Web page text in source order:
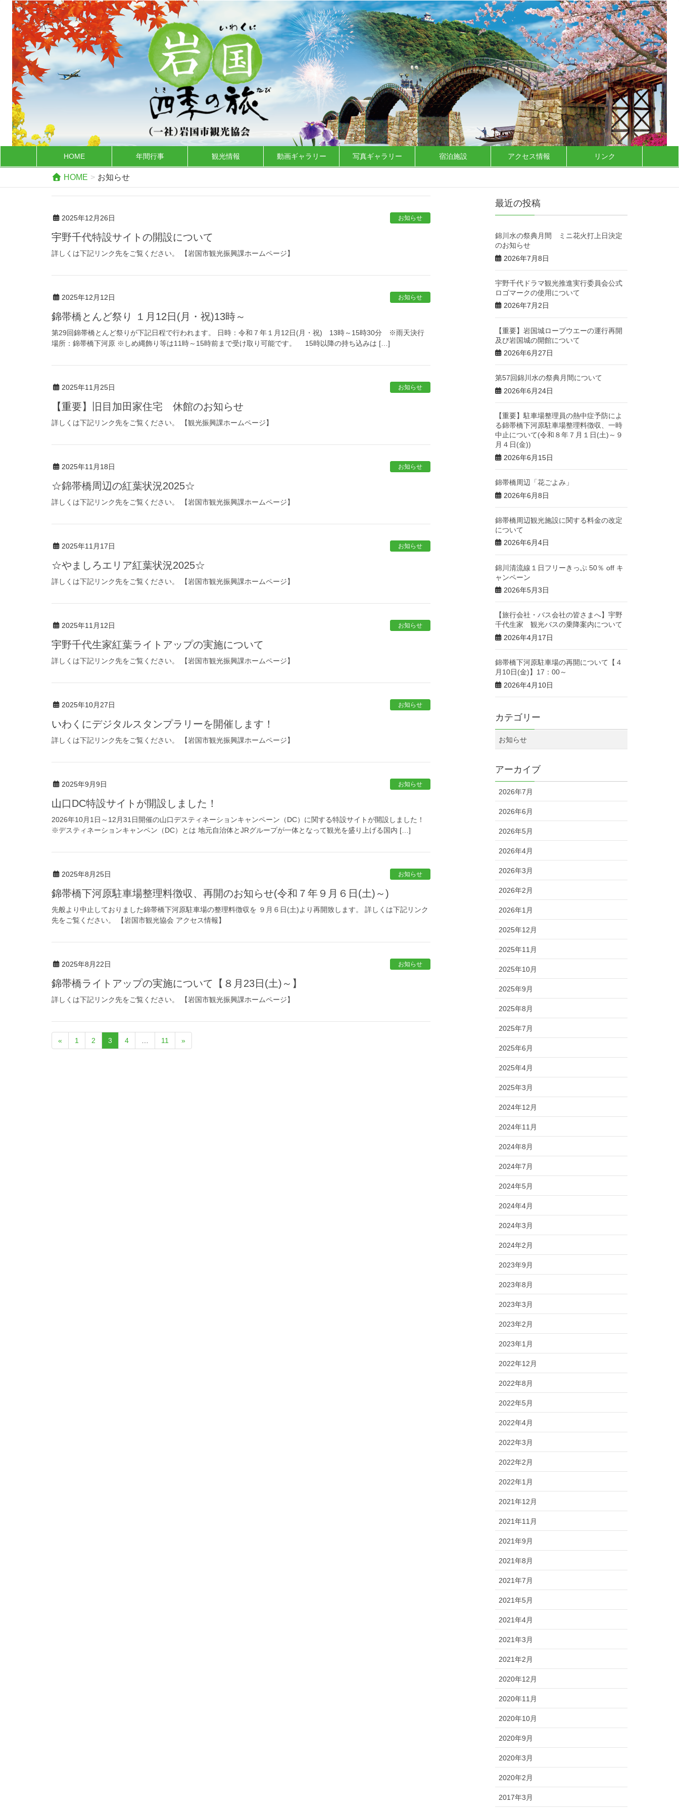
HOME 年間行事 観光情報 動画ギャラリー 写真ギャラリー 宿泊施設 アクセス情報 リンク
HOME お知らせ
2025年12月26日 お知らせ
宇野千代特設サイトの開設について
詳しくは下記リンク先をご覧ください。 【岩国市観光振興課ホームページ】
2025年12月12日 お知らせ
錦帯橋とんど祭り １月12日(月・祝)13時～
第29回錦帯橋とんど祭りが下記日程で行われます。 日時：令和７年１月12日(月・祝) 13時～15時30分 ※雨天決行
場所：錦帯橋下河原 ※しめ縄飾り等は11時～15時前まで受け取り可能です。 15時以降の持ち込みは […]
2025年11月25日 お知らせ
【重要】旧目加田家住宅 休館のお知らせ
詳しくは下記リンク先をご覧ください。 【観光振興課ホームページ】
2025年11月18日 お知らせ
☆錦帯橋周辺の紅葉状況2025☆
詳しくは下記リンク先をご覧ください。 【岩国市観光振興課ホームページ】
2025年11月17日 お知らせ
☆やましろエリア紅葉状況2025☆
詳しくは下記リンク先をご覧ください。 【岩国市観光振興課ホームページ】
2025年11月12日 お知らせ
宇野千代生家紅葉ライトアップの実施について
詳しくは下記リンク先をご覧ください。 【岩国市観光振興課ホームページ】
2025年10月27日 お知らせ
いわくにデジタルスタンプラリーを開催します！
詳しくは下記リンク先をご覧ください。 【岩国市観光振興課ホームページ】
2025年9月9日 お知らせ
山口DC特設サイトが開設しました！
2026年10月1日～12月31日開催の山口デスティネーションキャンペーン（DC）に関する特設サイトが開設しました！
※デスティネーションキャンペン（DC）とは 地元自治体とJRグループが一体となって観光を盛り上げる国内 […]
2025年8月25日 お知らせ
錦帯橋下河原駐車場整理料徴収、再開のお知らせ(令和７年９月６日(土)～)
先般より中止しておりました錦帯橋下河原駐車場の整理料徴収を ９月６日(土)より再開致します。 詳しくは下記リンク
先をご覧ください。 【岩国市観光協会 アクセス情報】
2025年8月22日 お知らせ
錦帯橋ライトアップの実施について【８月23日(土)～】
詳しくは下記リンク先をご覧ください。 【岩国市観光振興課ホームページ】
« 1 2 3 4 11 »
最近の投稿
錦川水の祭典月間 ミニ花火打上日決定
のお知らせ
2026年7月8日
宇野千代ドラマ観光推進実行委員会公式
ロゴマークの使用について
2026年7月2日
【重要】岩国城ロープウエーの運行再開
及び岩国城の開館について
2026年6月27日
第57回錦川水の祭典月間について
2026年6月24日
【重要】駐車場整理員の熱中症予防によ
る錦帯橋下河原駐車場整理料徴収、一時
中止について(令和８年７月１日(土)～９
月４日(金))
2026年6月15日
錦帯橋周辺「花ごよみ」
2026年6月8日
錦帯橋周辺観光施設に関する料金の改定
について
2026年6月4日
錦川清流線１日フリーきっぷ 50％ off キ
ャンペーン
2026年5月3日
【旅行会社・バス会社の皆さまへ】宇野
千代生家 観光バスの乗降案内について
2026年4月17日
錦帯橋下河原駐車場の再開について【４
月10日(金)】17：00～
2026年4月10日
カテゴリー
お知らせ
アーカイブ
2026年7月
2026年6月
2026年5月
2026年4月
2026年3月
2026年2月
2026年1月
2025年12月
2025年11月
2025年10月
2025年9月
2025年8月
2025年7月
2025年6月
2025年4月
2025年3月
2024年12月
2024年11月
2024年8月
2024年7月
2024年5月
2024年4月
2024年3月
2024年2月
2023年9月
2023年8月
2023年3月
2023年2月
2023年1月
2022年12月
2022年8月
2022年5月
2022年4月
2022年3月
2022年2月
2022年1月
2021年12月
2021年11月
2021年9月
2021年8月
2021年7月
2021年5月
2021年4月
2021年3月
2021年2月
2020年12月
2020年11月
2020年10月
2020年9月
2020年3月
2020年2月
2017年3月